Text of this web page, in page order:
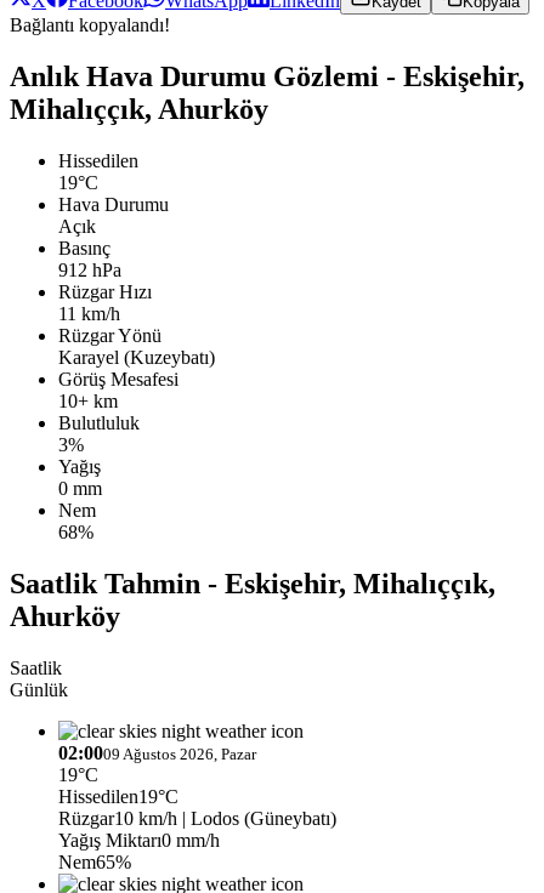
Bağlantı kopyalandı!
Anlık Hava Durumu Gözlemi - Eskişehir,
Mihalıççık, Ahurköy
Hissedilen
19°C
Hava Durumu
Açık
Basınç
912 hPa
Rüzgar Hızı
11 km/h
Rüzgar Yönü
Karayel (Kuzeybatı)
Görüş Mesafesi
10+ km
Bulutluluk
3%
Yağış
0 mm
Nem
68%
Saatlik Tahmin - Eskişehir, Mihalıççık,
Ahurköy
Saatlik
Günlük
02:0009 Ağustos 2026, Pazar
19°C
Hissedilen19°C
Rüzgar10 km/h | Lodos (Güneybatı)
Yağış Miktarı0 mm/h
Nem65%